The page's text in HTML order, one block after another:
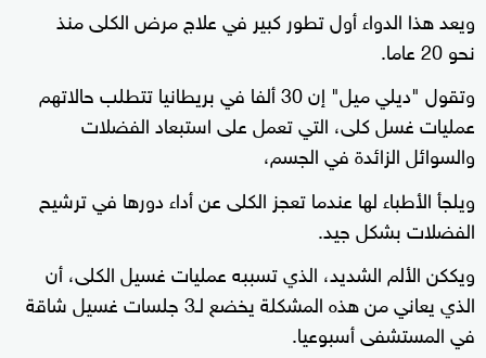
ويعد هذا الدواء أول تطور كبير في علاج مرض الكلى منذ
نحو 20 عاما.
وتقول "ديلي ميل" إن 30 ألفا في بريطانيا تتطلب حالاتهم
عمليات غسل كلى، التي تعمل على استبعاد الفضلات
والسوائل الزائدة في الجسم،
ويلجأ الأطباء لها عندما تعجز الكلى عن أداء دورها في ترشيح
الفضلات بشكل جيد.
ويككن الألم الشديد، الذي تسببه عمليات غسيل الكلى، أن
الذي يعاني من هذه المشكلة يخضع لـ3 جلسات غسيل شاقة
في المستشفى أسبوعيا.